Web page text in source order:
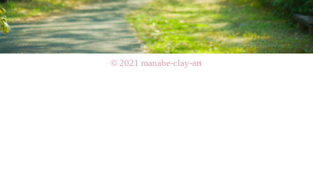
© 2021 manabe-clay-art